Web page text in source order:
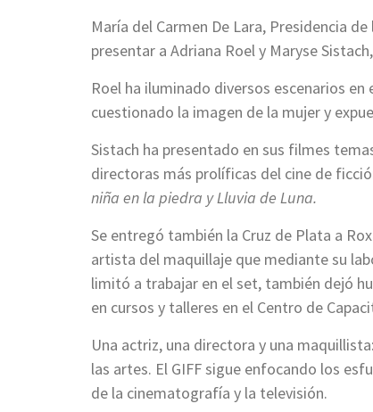
María del Carmen De Lara, Presidencia
presentar a Adriana Roel y Maryse
Roel ha iluminado diversos escenarios
cuestionado la imagen de la mujer y
Sistach ha presentado en sus filmes
directoras más prolíficas del cine de
niña en la piedra y Lluvia de Luna.
Se entregó también la Cruz de Plata a
artista del maquillaje que mediante su
limitó a trabajar en el set, también dejó
en cursos y talleres en el Centro de
Una actriz, una directora y una
las artes. El GIFF sigue enfocando los
de la cinematografía y la televisión.